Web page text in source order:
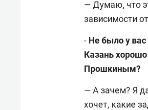
— Думаю, что
зависимости
- Не было у вас
Казань
Прошкиным?
— А зачем? Я
хочет, какие